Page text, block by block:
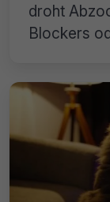
droht
Blockers